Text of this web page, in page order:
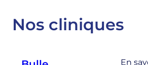
Nos cliniques
En